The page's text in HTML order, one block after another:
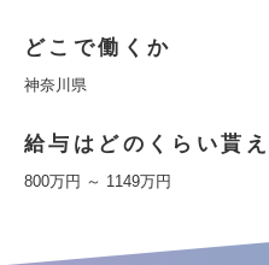
どこで働くか
神奈川県
給与はどのくらい貰
800万円 ～ 1149万円